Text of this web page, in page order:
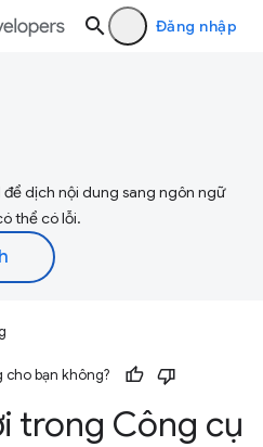
Đăng nhập
dịch nội dung sang ngôn ngữ
thể có lỗi.
bạn không?
trong Công cụ